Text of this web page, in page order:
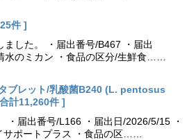
件 ]
ました。 ・届出番号/B467 ・届出
水のミカン ・食品の区分/生鮮食……
ブレット/乳酸菌B240 (L. pentosus
計11,260件 ]
・届出番号/L166 ・届出日/2026/5/15 ・
サポートプラス ・食品の区……